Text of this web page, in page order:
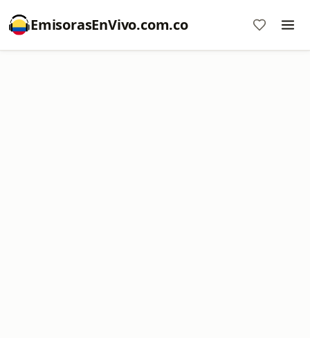
EmisorasEnVivo.com.co